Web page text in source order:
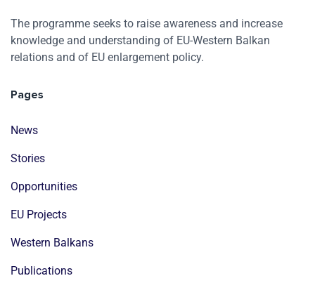
The programme seeks to raise awareness and increase
knowledge and understanding of EU-Western Balkan
relations and of EU enlargement policy.
Pages
News
Stories
Opportunities
EU Projects
Western Balkans
Publications